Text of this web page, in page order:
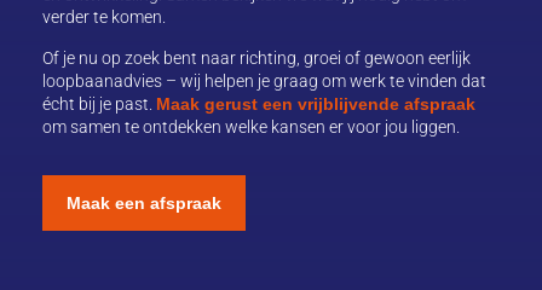
verder te komen.
Of je nu op zoek bent naar richting, groei of gewoon eerlijk
loopbaanadvies – wij helpen je graag om werk te vinden dat
écht bij je past. Maak gerust een vrijblijvende afspraak
om samen te ontdekken welke kansen er voor jou liggen.
Maak een afspraak